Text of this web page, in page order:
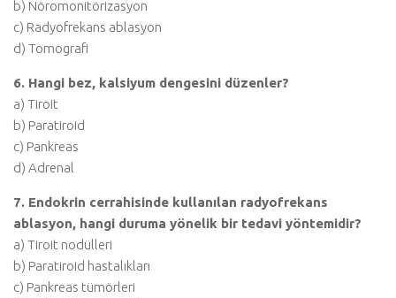
b) Nöromonitörizasyon
c) Radyofrekans ablasyon
d) Tomografi
6. Hangi bez, kalsiyum dengesini düzenler?
a) Tiroit
b) Paratiroid
c) Pankreas
d) Adrenal
7. Endokrin cerrahisinde kullanılan radyofrekans
ablasyon, hangi duruma yönelik bir tedavi yöntemidir?
a) Tiroit nodülleri
b) Paratiroid hastalıkları
c) Pankreas tümörleri